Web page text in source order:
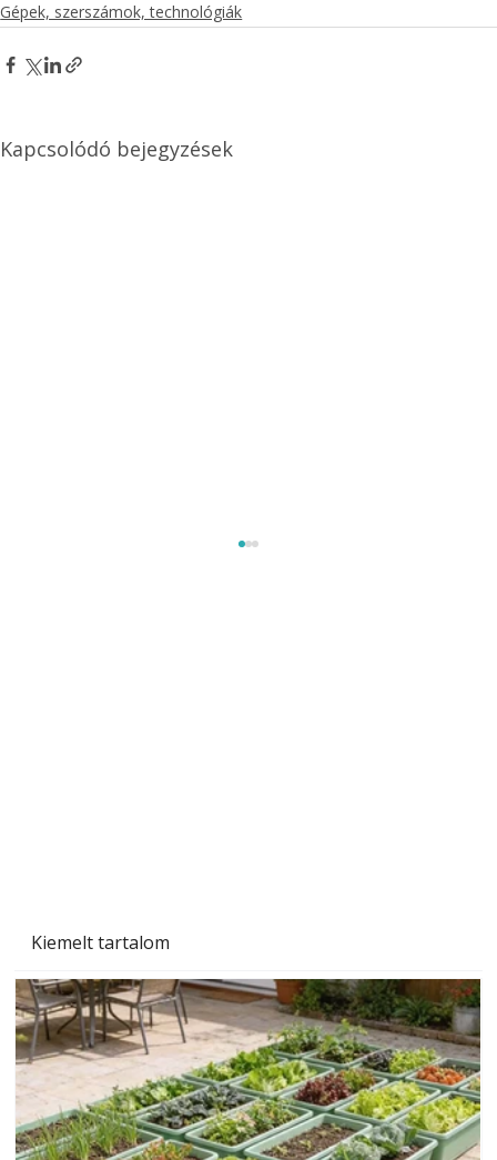
Kiemelt tartalom
Gépek, szerszámok, technológiák
Kapcsolódó bejegyzések